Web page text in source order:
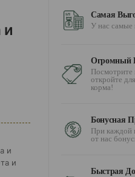
и
и
и
Самая
У нас самые
Огромный
Посмотрите
откройте
корма!
Бонусная
При каждой
от нас
Быстрая